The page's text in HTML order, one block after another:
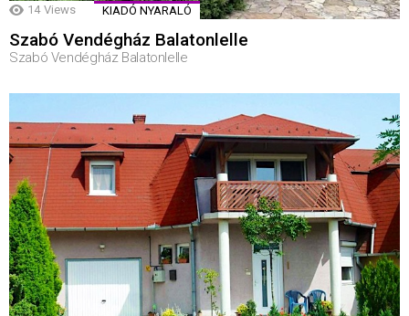
14 Views KIADÓ NYARALÓ
Szabó Vendégház Balatonlelle
Szabó Vendégház Balatonlelle